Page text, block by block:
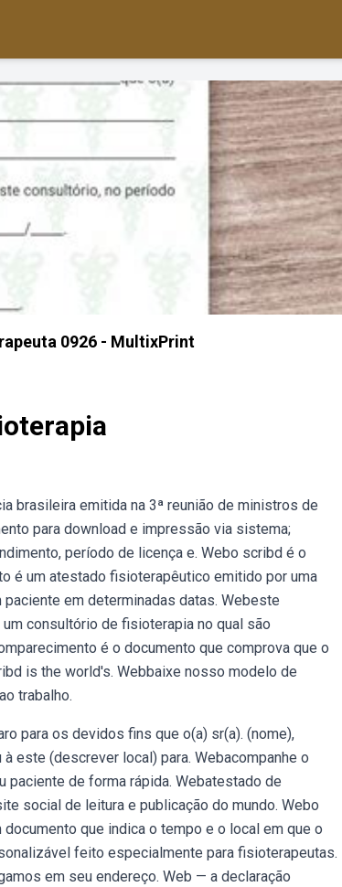
0926 - MultixPrint
brasileira emitida na 3ª reunião de ministros de
para download e impressão via sistema;
período de licença e. Webo scribd é o
é um atestado fisioterapêutico emitido por uma
em determinadas datas. Webeste
consultório de fisioterapia no qual são
é o documento que comprova que o
is the world's. Webbaixe nosso modelo de
trabalho.
para os devidos fins que o(a) sr(a). (nome),
este (descrever local) para. Webacompanhe o
paciente de forma rápida. Webatestado de
social de leitura e publicação do mundo. Webo
que indica o tempo e o local em que o
feito especialmente para fisioterapeutas.
em seu endereço. Web — a declaração